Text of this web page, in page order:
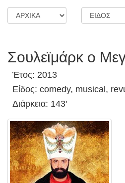
Σουλεϊμάρκ ο
Έτος: 2013
Είδος: comedy, musical,
Διάρκεια: 143'